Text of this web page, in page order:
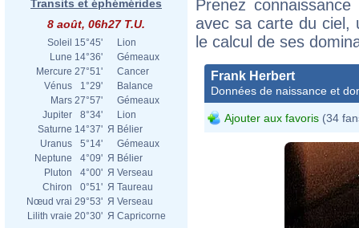
Transits et éphémérides
8 août, 06h27 T.U.
Soleil 15°45'
Lion
Lune 14°36'
Gémeaux
Mercure 27°51'
Cancer
Vénus
1°29'
Balance
Mars 27°57'
Gémeaux
Jupiter
8°34'
Lion
Saturne 14°37' Я Bélier
Uranus
5°14'
Gémeaux
Neptune
4°09' Я Bélier
Pluton
4°00' Я Verseau
Chiron
0°51' Я Taureau
Nœud vrai 29°53' Я Verseau
Lilith vraie 20°30' Я Capricorne
Prenez
avec sa carte du ciel,
le calcul de ses
Frank Herbert
Données de naissance et
Ajouter aux favoris (34
Nihon